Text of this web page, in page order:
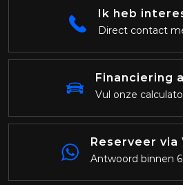
Ik heb
Direct contact
Financiering
Vul onze
Reserveer via
Antwoord binnen